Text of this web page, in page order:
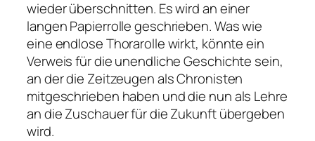
wieder überschnitten. Es wird an einer
langen Papierrolle geschrieben. Was wie
eine endlose Thorarolle wirkt, könnte ein
Verweis für die unendliche Geschichte sein,
an der die Zeitzeugen als Chronisten
mitgeschrieben haben und die nun als Lehre
an die Zuschauer für die Zukunft übergeben
wird.